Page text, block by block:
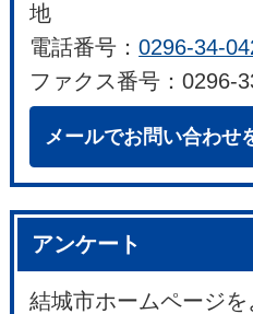
地
電話番号：0296-34-
ファクス番号：0296-
メールでお問い合わせ
アンケート
結城市ホームページ